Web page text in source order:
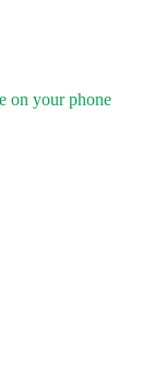
on your phone